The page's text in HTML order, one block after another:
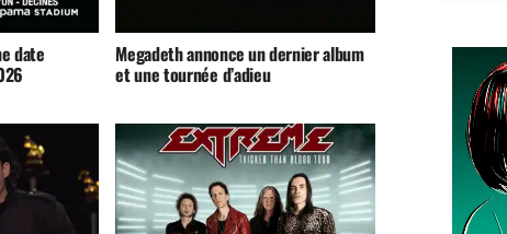
date Megadeth annonce un dernier album
et une tournée d’adieu